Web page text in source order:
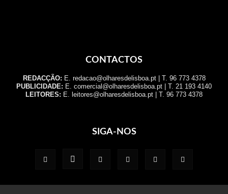
CONTACTOS
REDACÇÃO: E. redacao@olharesdelisboa.pt | T. 96 773 4378
PUBLICIDADE: E. comercial@olharesdelisboa.pt | T. 21 193 4140
LEITORES: E. leitores@olharesdelisboa.pt | T. 96 773 4378
SIGA-NOS